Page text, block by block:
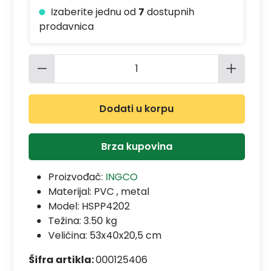
Izaberite jednu od 7 dostupnih
prodavnica
Količina proizvoda: Unesite
Dodati u korpu
Brza kupovina
Proizvođač: INGCO
Materijal: PVC , metal
Model: HSPP4202
Težina: 3.50 kg
Veličina: 53x40x20,5 cm
Šifra artikla:000125406